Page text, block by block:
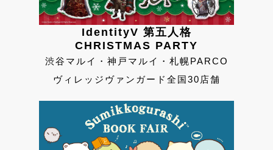
IdentityV 第五人格
CHRISTMAS PARTY
渋谷マルイ・神戸マルイ・札幌PARCO
ヴィレッジヴァンガード全国30店舗